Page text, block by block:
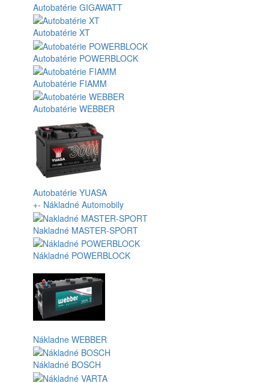
Autobatérie GIGAWATT
Autobatérie XT
Autobatérie POWERBLOCK
Autobatérie FIAMM
Autobatérie WEBBER
Autobatérie YUASA
+- Nákladné Automobily
Nakladné MASTER-SPORT
Nákladné POWERBLOCK
Nákladne WEBBER
Nákladné BOSCH